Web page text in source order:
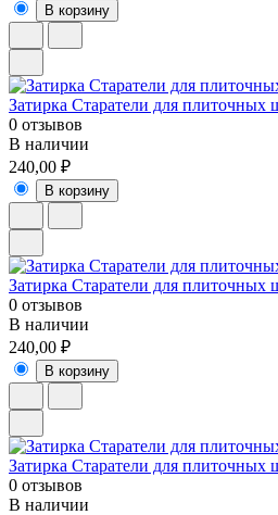
В корзину
Затирка Старатели для плиточных
0 отзывов
В наличии
240,00 ₽
В корзину
Затирка Старатели для плиточных
0 отзывов
В наличии
240,00 ₽
В корзину
Затирка Старатели для плиточных
0 отзывов
В наличии